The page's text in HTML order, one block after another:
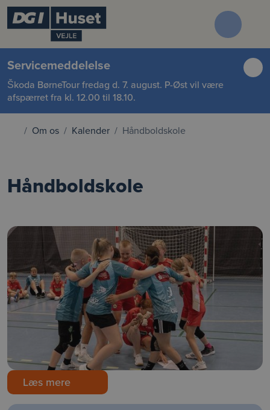
Servicemeddelelse
Škoda BørneTour fredag d. 7. august. P-Øst vil være
afspærret fra kl. 12.00 til 18.10.
Om os Kalender Håndboldskole
Håndboldskole
Læs mere